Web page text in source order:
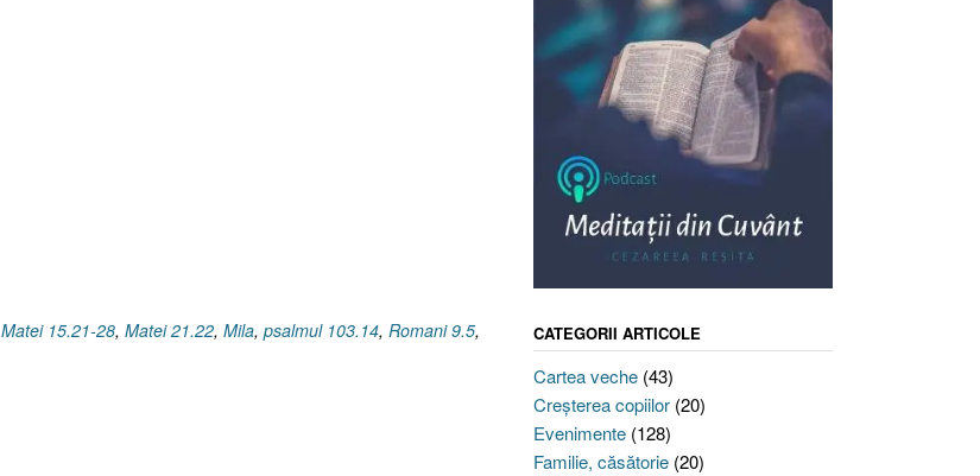
Matei 15.21-28, Matei 21.22, Mila, psalmul 103.14, Romani 9.5,
CATEGORII ARTICOLE
Cartea veche(43)
Creşterea copiilor(20)
Evenimente(128)
Familie, căsătorie(20)